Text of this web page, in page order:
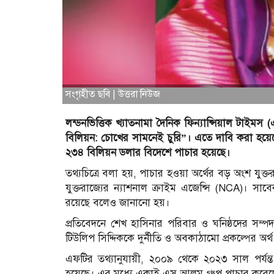
সংগৃহীত ছবি | উত্তরা নিউজ
লন্ডনভিত্তিক খ্যাতনামা দৈনিক ফিন্যান্সিয়াল
বিলিয়ন: চোখের সামনেই চুরি”। এতে দাবি করা
২৩৪ বিলিয়ন ডলার বিদেশে পাচার হয়েছে।
তথ্যচিত্রে বলা হয়, পাচার হওয়া অর্থের বড় অংশ
যুক্তরাজ্যের ন্যাশনাল ক্রাইম এজেন্সি (NCA)।
রয়েছে বলেও জানানো হয়।
প্রতিবেদনে শেখ হাসিনার পরিবার ও ঘনিষ্ঠদের
টিউলিপ সিদ্দিককে দুর্নীতি ও অবকাঠামো প্রকল্পের
এফটির তথ্যানুযায়ী, ২০০৯ থেকে ২০২৩ সাল